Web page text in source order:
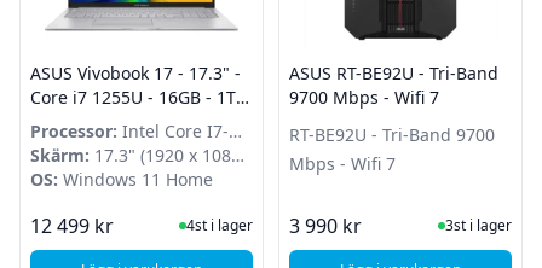
ASUS Vivobook 17 - 17.3" -
Core i7 1255U - 16GB - 1TB
SSD - Win 11 Home
Processor: Intel Core I7-
1255U
Skärm: 17.3" (1920 x 1080
(60 Hz))
OS: Windows 11 Home
12 499 kr I Lager
4st i lager
ASUS RT-BE92U - Tri-Band
9700 Mbps - Wifi 7
RT-BE92U - Tri-Band 9700
Mbps - Wifi 7
3 990 kr I Lager
3st i lager